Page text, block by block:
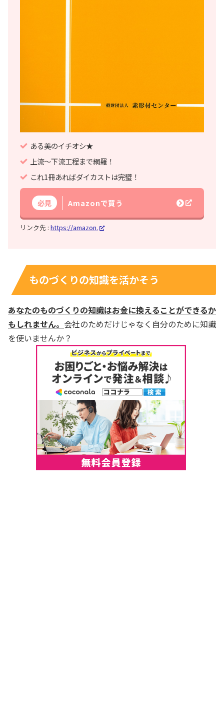
ある美のイチオシ★
上流～下流工程まで網羅！
これ1冊あればダイカストは完璧！
必見 Amazonで買う
リンク先 : https://amazon.
ものづくりの知識を活かそう
あなたのものづくりの知識はお金に換えることができるか
もしれません。 会社のためだけじゃなく自分のために知識
を使いませんか？